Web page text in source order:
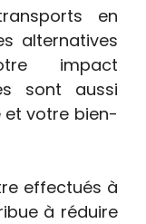
en
alternatives
impact
sont aussi
et votre bien-
effectués à
à réduire